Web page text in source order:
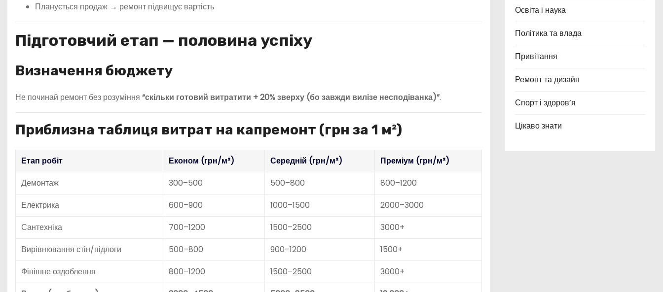
Планується продаж → ремонт підвищує вартість
Підготовчий етап — половина успіху
Визначення бюджету
Не починай ремонт без розуміння “скільки готовий витратити + 20% зверху (бо завжди вилізе несподіванка)”.
Приблизна таблиця витрат на капремонт (грн за 1 м²)
Етап робіт Економ (грн/м²) Середній (грн/м²)
Преміум (грн/м²)
Демонтаж
300–500 500–800
800–1200
Електрика
600–900 1000–1500
2000–3000
Сантехніка
700–1200 1500–2500
3000+
Вирівнювання стін/підлоги
500–800 900–1200
1500+
Фінішне оздоблення
800–1200 1500–2500
3000+
Освіта і наука
Політика та влада
Привітання
Ремонт та дизайн
Спорт і здоров’я
Цікаво знати